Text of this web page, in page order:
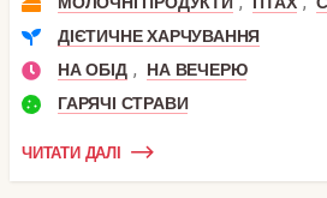
ДІЄТИЧНЕ ХАРЧУВАННЯ
НА ОБІД ,
НА ВЕЧЕРЮ
ГАРЯЧІ СТРАВИ
ЧИТАТИ ДАЛІ